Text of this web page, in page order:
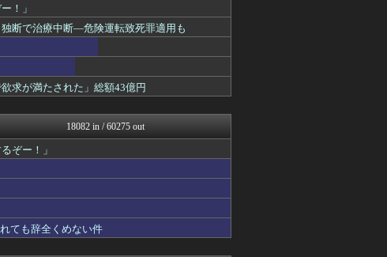
かせまと！
なんJ PRIDE
ゴールデンタイムズ
浮気ちゃんねる
mashlife通信
キスログ
U-1 NEWS.
トレンドの通り道
おうち速報
！」
断で治療中断―危険運転致死罪適用も
求が満たされた」総額43億円
18082 in / 60275 out
ぞー！」
ても辞全くめない件